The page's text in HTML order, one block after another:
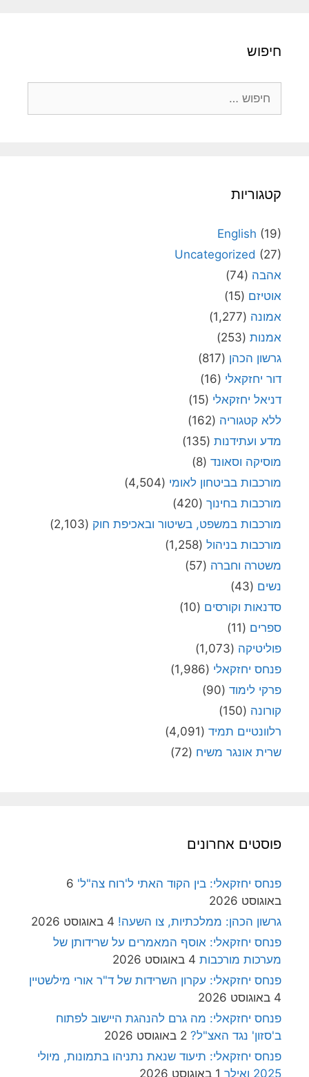
חיפוש
קטגוריות
English (19)
Uncategorized (27)
אהבה (74)
אוטיזם (15)
אמונה (1,277)
אמנות (253)
גרשון הכהן (817)
דור יחזקאלי (16)
דניאל יחזקאלי (15)
ללא קטגוריה (162)
מדע ועתידנות (135)
מוסיקה וסאונד (8)
מורכבות בביטחון לאומי (4,504)
מורכבות בחינוך (420)
מורכבות במשפט, בשיטור ובאכיפת חוק (2,103)
מורכבות בניהול (1,258)
משטרה וחברה (57)
נשים (43)
סדנאות וקורסים (10)
ספרים (11)
פוליטיקה (1,073)
פנחס יחזקאלי (1,986)
פרקי לימוד (90)
קורונה (150)
רלוונטיים תמיד (4,091)
שרית אונגר משיח (72)
פוסטים אחרונים
פנחס יחזקאלי: בין הקוד האתי ל'רוח צה"ל' 6
באוגוסט 2026
גרשון הכהן: ממלכתיות, צו השעה! 4 באוגוסט 2026
פנחס יחזקאלי: אוסף המאמרים על שרידותן של
מערכות מורכבות 4 באוגוסט 2026
פנחס יחזקאלי: עקרון השרידות של ד"ר אורי מילשטיין
4 באוגוסט 2026
פנחס יחזקאלי: מה גרם להנהגת היישוב לפתוח
ב'סזון' נגד האצ"ל? 2 באוגוסט 2026
פנחס יחזקאלי: תיעוד שנאת נתניהו בתמונות, מיולי
2025 ואילך
1 באוגוסט 2026